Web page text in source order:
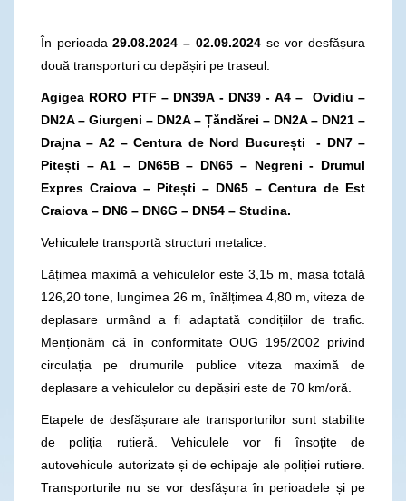
În perioada29.08.2024 – 02.09.2024 se vor desfășura
două transporturi cu depășiri pe traseul:
Agigea RORO PTF – DN39A - DN39 - A4 – Ovidiu –
DN2A – Giurgeni – DN2A – Țăndărei – DN2A – DN21 –
Drajna – A2 – Centura de Nord București - DN7 –
Pitești – A1 – DN65B – DN65 – Negreni - Drumul
Expres Craiova – Pitești – DN65 – Centura de Est
Craiova – DN6 – DN6G – DN54 – Studina.
Vehiculele transportă structuri metalice.
Lățimea maximă a vehiculelor este 3,15 m, masa totală
126,20 tone, lungimea 26 m, înălțimea 4,80 m, viteza de
deplasare urmând a fi adaptată condițiilor de trafic.
Menționăm că în conformitate OUG 195/2002 privind
circulația pe drumurile publice viteza maximă de
deplasare a vehiculelor cu depășiri este de 70 km/oră.
Etapele de desfășurare ale transporturilor sunt stabilite
de poliția rutieră. Vehiculele vor fi însoțite de
autovehicule autorizate și de echipaje ale poliției rutiere.
Transporturile nu se vor desfășura în perioadele și pe